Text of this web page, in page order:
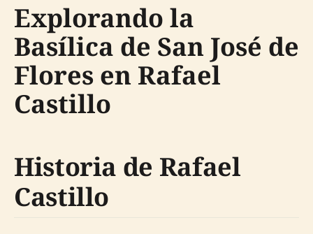
Explorando la
Basílica de San José de
Flores en Rafael
Castillo
Historia de Rafael
Castillo